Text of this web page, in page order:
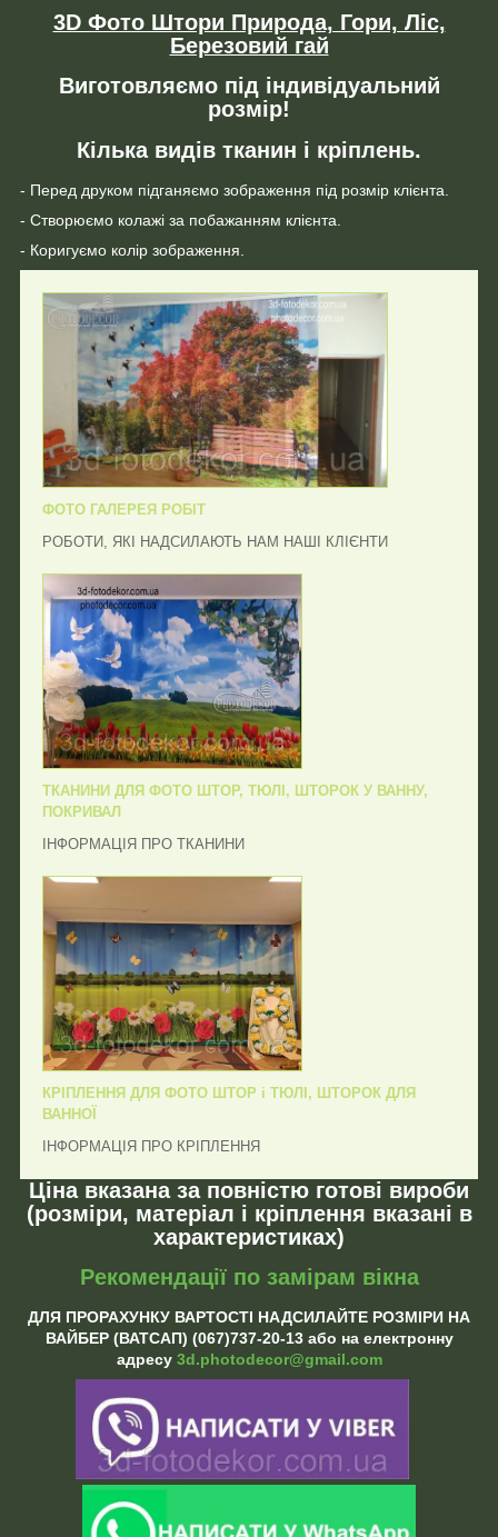
3D Фото Штори Природа, Гори, Ліс,
Березовий гай
Виготовляємо під індивідуальний
розмір!
Кілька видів тканин і кріплень.
- Перед друком підганяємо зображення під розмір клієнта.
- Створюємо колажі за побажанням клієнта.
- Коригуємо колір зображення.
ФОТО ГАЛЕРЕЯ РОБІТ
РОБОТИ, ЯКІ НАДСИЛАЮТЬ НАМ НАШІ КЛІЄНТИ
ТКАНИНИ ДЛЯ ФОТО ШТОР, ТЮЛІ, ШТОРОК У ВАННУ,
ПОКРИВАЛ
ІНФОРМАЦІЯ ПРО ТКАНИНИ
КРІПЛЕННЯ ДЛЯ ФОТО ШТОР і ТЮЛІ, ШТОРОК ДЛЯ
ВАННОЇ
ІНФОРМАЦІЯ ПРО КРІПЛЕННЯ
Ціна вказана за повністю готові вироби
(розміри, матеріал і кріплення вказані в
характеристиках)
Рекомендації по замірам вікна
ДЛЯ ПРОРАХУНКУ ВАРТОСТІ НАДСИЛАЙТЕ РОЗМІРИ НА
ВАЙБЕР (ВАТСАП) (067)737-20-13 або на електронну
адресу 3d.photodecor@gmail.com